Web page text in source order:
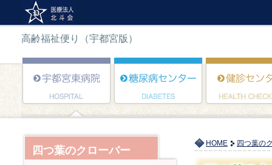
高齢福祉便り（宇都宮版）
HOME 四つ葉の
四つ葉のクローバー